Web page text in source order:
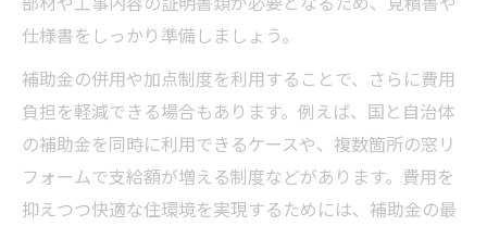
仕様書をしっかり準備しましょう。
補助金の併用や加点制度を利用することで、さらに費用
負担を軽減できる場合もあります。例えば、国と自治体
の補助金を同時に利用できるケースや、複数箇所の窓リ
フォームで支給額が増える制度などがあります。費用を
抑えつつ快適な住環境を実現するためには、補助金の最